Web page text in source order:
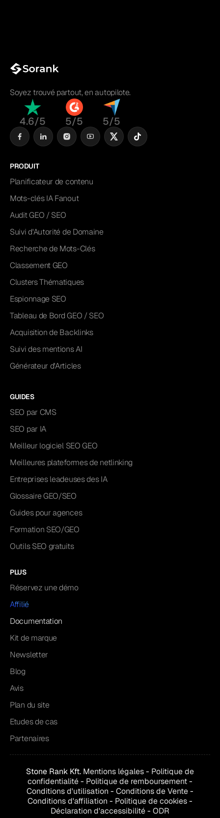
Soyez trouvé partout, en autopilote.
4.6/5 5/5 5/5
PRODUIT
Planificateur de contenu
Mots-clés IA Fanout
Audit GEO / SEO
Suivi d'Autorité de Domaine
Recherche de Mots-Clés
Classement GEO
Clusters Thématiques
Espionnage SEO
Tableau de Bord GEO / SEO
Acquisition de Backlinks
Suivi des mentions AI
Générateur d'Articles
GUIDES
SEO par CMS
SEO par IA
Meilleur logiciel SEO GEO
Meilleures plateformes de netlinking
Entreprises leadeuses des IA
Glossaire GEO/SEO
Guides pour agences
Formation SEO/GEO
Outils SEO gratuits
PLUS
Réservez une démo
Affilié
Documentation
Kit de marque
Newsletter
Blog
Avis
Plan du site
Etudes de cas
Partenaires
Stone Rank Kft. Mentions légales- Politique de
confidentialité- Politique de remboursement-
Conditions d'utilisation - Conditions deVente-
Conditions d'affiliation - Politique de cookies-
Déclaration d'accessibilité- ODR